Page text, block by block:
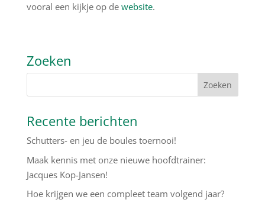
vooral een kijkje op de website.
Zoeken
Recente berichten
Schutters- en jeu de boules toernooi!
Maak kennis met onze nieuwe hoofdtrainer:
Jacques Kop-Jansen!
Hoe krijgen we een compleet team volgend jaar?